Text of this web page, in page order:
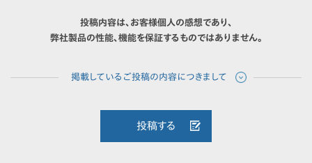
投稿内容は、お客様個人の感想であり、
弊社製品の性能、機能を保証するものではありません。
投稿する